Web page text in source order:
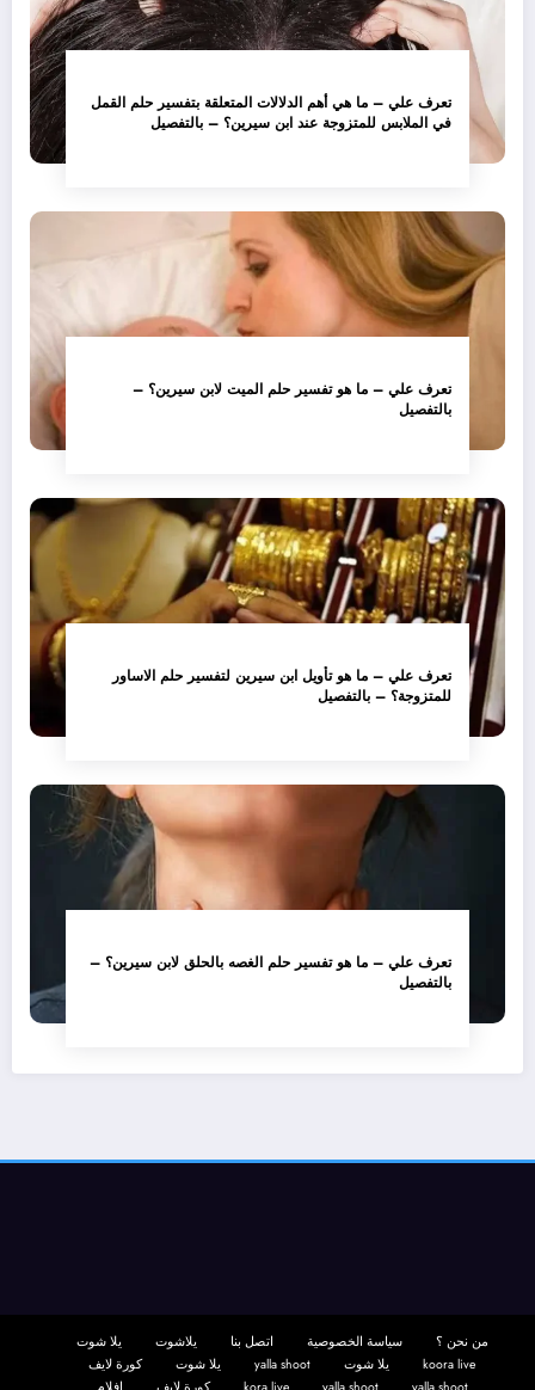
تعرف علي – ما هي أهم الدلالات المتعلقة بتفسير حلم القمل
في الملابس للمتزوجة عند ابن سيرين؟ – بالتفصيل
تعرف علي – ما هو تفسير حلم الميت لابن سيرين؟ –
بالتفصيل
تعرف علي – ما هو تأويل ابن سيرين لتفسير حلم الاساور
للمتزوجة؟ – بالتفصيل
تعرف علي – ما هو تفسير حلم الغصه بالحلق لابن سيرين؟ –
بالتفصيل
من نحن ؟ سياسة الخصوصية اتصل بنا يلاشوت
يلا شوت
koora live
يلا شوت yalla shoot يلا شوت
كورة لايف